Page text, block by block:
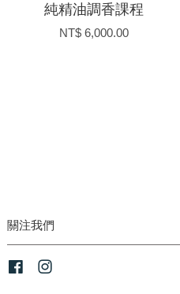
純精油調香課程
NT$ 6,000.00
關注我們
Facebook